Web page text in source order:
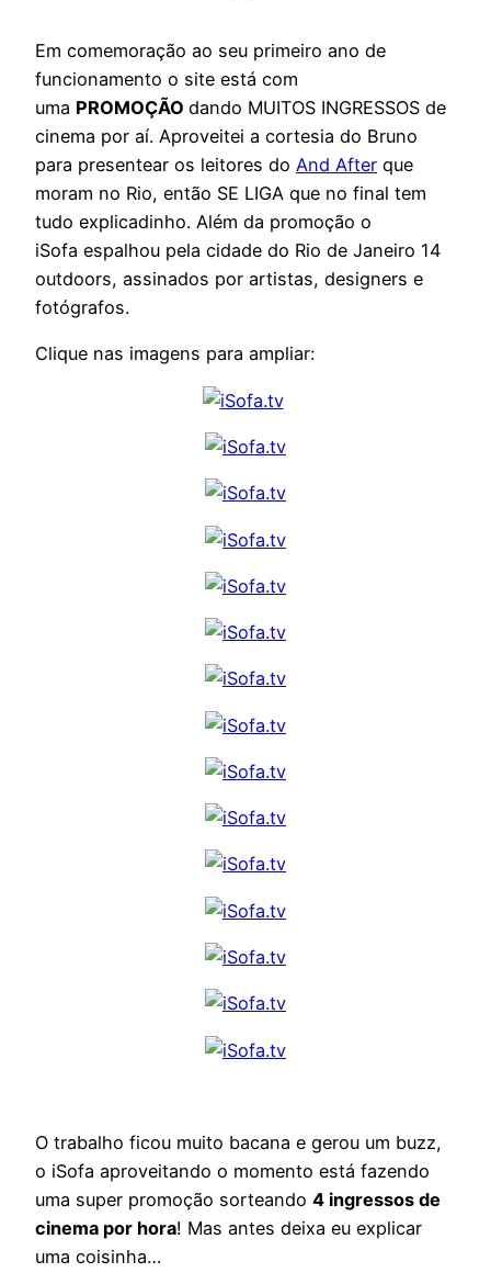
Em comemoração ao seu primeiro ano de
funcionamento o site está com
uma PROMOÇÃO dando MUITOS INGRESSOS de
cinema por aí. Aproveitei a cortesia do Bruno
para presentear os leitores do And After que
moram no Rio, então SE LIGA que no final tem
tudo explicadinho. Além da promoção o
iSofa espalhou pela cidade do Rio de Janeiro 14
outdoors, assinados por artistas, designers e
fotógrafos.
Clique nas imagens para ampliar:
O trabalho ficou muito bacana e gerou um buzz,
o iSofa aproveitando o momento está fazendo
uma super promoção sorteando 4 ingressos de
cinema por hora! Mas antes deixa eu explicar
uma coisinha…